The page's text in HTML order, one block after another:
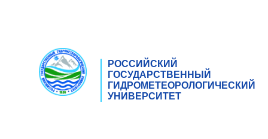
РОССИЙСКИЙ
ГОСУДАРСТВЕННЫЙ
ГИДРОМЕТЕОРОЛОГИЧЕСКИЙ
УНИВЕРСИТЕТ